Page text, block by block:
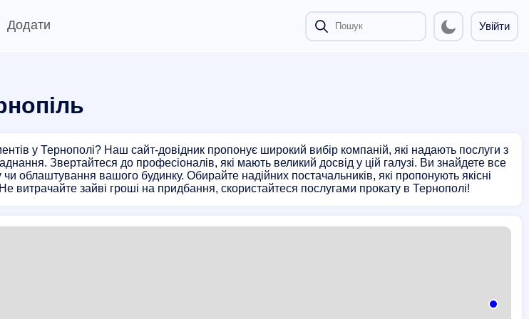
Додати Увійти
у Тернополі? Наш сайт-довідник пропонує широкий вибір компаній, які надають послуги з
Звертайтеся до професіоналів, які мають великий досвід у цій галузі. Ви знайдете все
облаштування вашого будинку. Обирайте надійних постачальників, які пропонують якісні
витрачайте зайві гроші на придбання, скористайтеся послугами прокату в Тернополі!